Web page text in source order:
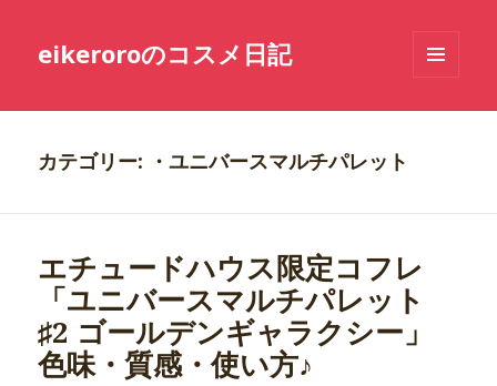
eikeroroのコスメ日記
ーとウ
カテゴリー: ・ユニバースマルチパレット
エチュードハウス限定コフレ
「ユニバースマルチパレット
♯2 ゴールデンギャラクシー」
色味・質感・使い方♪